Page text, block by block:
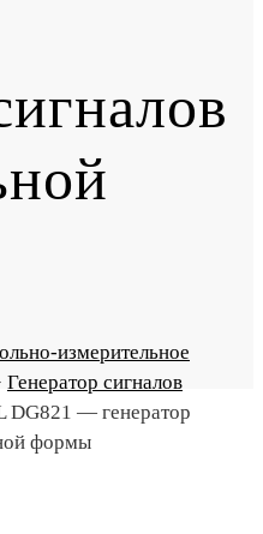
измерительное
Генератор сигналов
DG821 — генератор
формы